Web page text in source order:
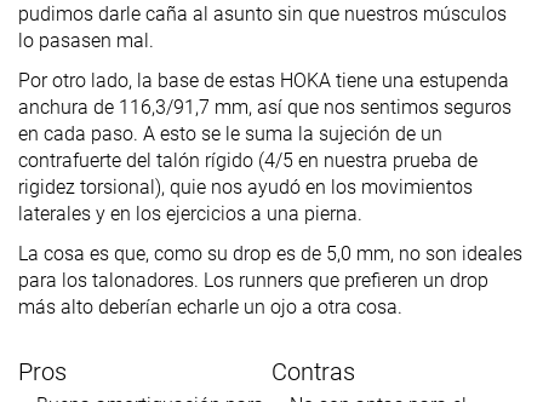
pudimos darle caña al asunto sin que nuestros músculos
lo pasasen mal.
Por otro lado, la base de estas HOKA tiene una estupenda
anchura de 116,3/91,7 mm, así que nos sentimos seguros
en cada paso. A esto se le suma la sujeción de un
contrafuerte del talón rígido (4/5 en nuestra prueba de
rigidez torsional), quie nos ayudó en los movimientos
laterales y en los ejercicios a una pierna.
La cosa es que, como su drop es de 5,0 mm, no son ideales
para los talonadores. Los runners que prefieren un drop
más alto deberían echarle un ojo a otra cosa.
Pros Contras